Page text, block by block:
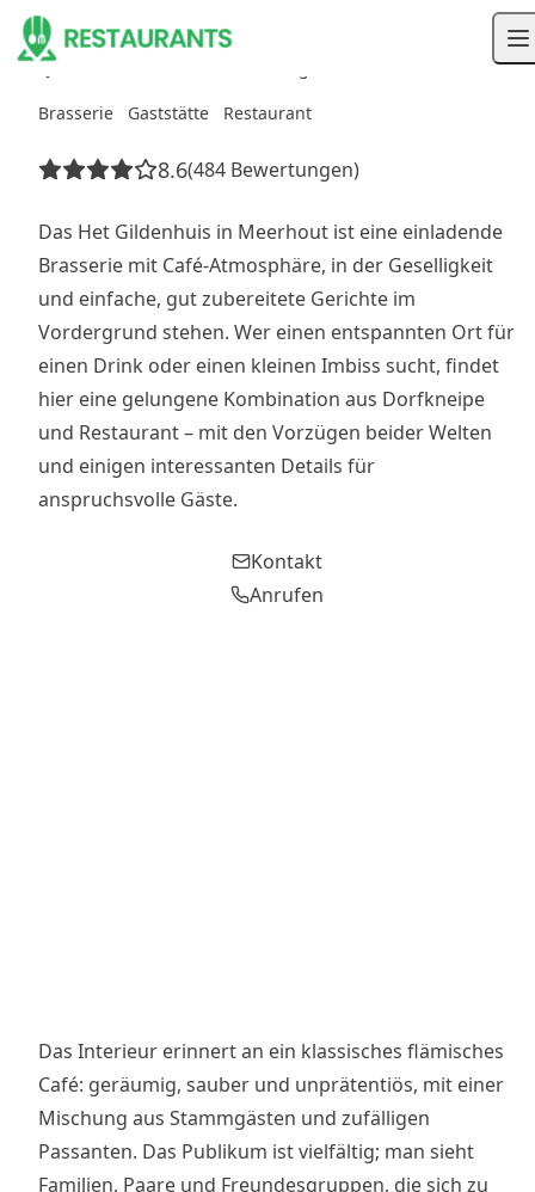
Brasserie Gaststätte Restaurant
8.6(484 Bewertungen)
Das Het Gildenhuis in Meerhout ist eine einladende
Brasserie mit Café-Atmosphäre, in der Geselligkeit
und einfache, gut zubereitete Gerichte im
Vordergrund stehen. Wer einen entspannten Ort für
einen Drink oder einen kleinen Imbiss sucht, findet
hier eine gelungene Kombination aus Dorfkneipe
und Restaurant – mit den Vorzügen beider Welten
und einigen interessanten Details für
anspruchsvolle Gäste.
Kontakt
Anrufen
Das Interieur erinnert an ein klassisches flämisches
Café: geräumig, sauber und unprätentiös, mit einer
Mischung aus Stammgästen und zufälligen
Passanten. Das Publikum ist vielfältig; man sieht
Familien, Paare und Freundesgruppen, die sich zu